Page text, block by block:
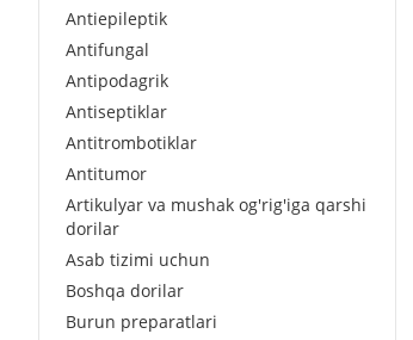
Antiepileptik
Antifungal
Antipodagrik
Antiseptiklar
Antitrombotiklar
Antitumor
Artikulyar va mushak og'rig'iga qarshi
dorilar
Asab tizimi uchun
Boshqa dorilar
Burun preparatlari